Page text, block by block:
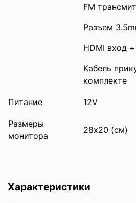
FM
Разъем
HDMI вход
Кабель
комплекте
Питание 12V
Размеры
монитора
28х20 (см)
Характеристики